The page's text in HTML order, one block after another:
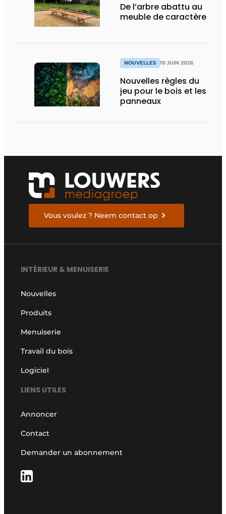
De l’arbre abattu au
meuble de caractère
NOUVELLES 10 JUIN 2026
Nouvelles règles du
jeu pour le bois et les
panneaux
Vous voulez ? Neem contact op
INTÉRIEUR & MENUISERIE
Nouvelles
Produits
Menuiserie
Travail du bois
Logiciel
LIENS UTILES
Annoncer
Contact
Demander un abonnement